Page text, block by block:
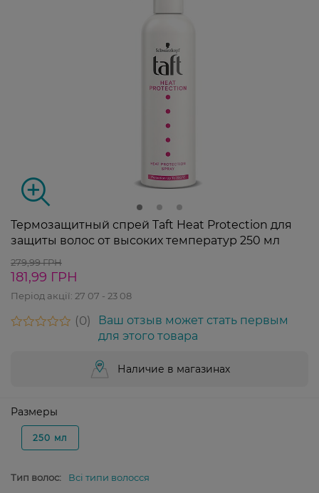
Термозащитный спрей Taft Heat Protection для
защиты волос от высоких температур 250 мл
279,99 ГРН
181,99 ГРН
Період акції: 27 07 - 23 08
0
Ваш отзыв может стать первым
для этого товара
Наличие в магазинах
Размеры
250 мл
Тип волос:
Всі типи волосся